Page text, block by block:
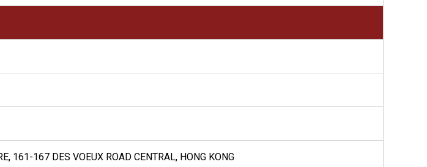
161-167 DES VOEUX ROAD CENTRAL, HONG KONG